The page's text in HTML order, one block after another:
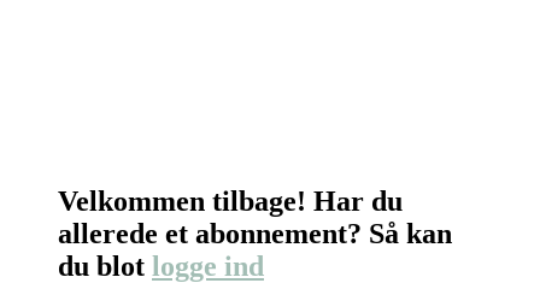
Velkommen tilbage! Har du
allerede et abonnement? Så kan
du blot logge ind